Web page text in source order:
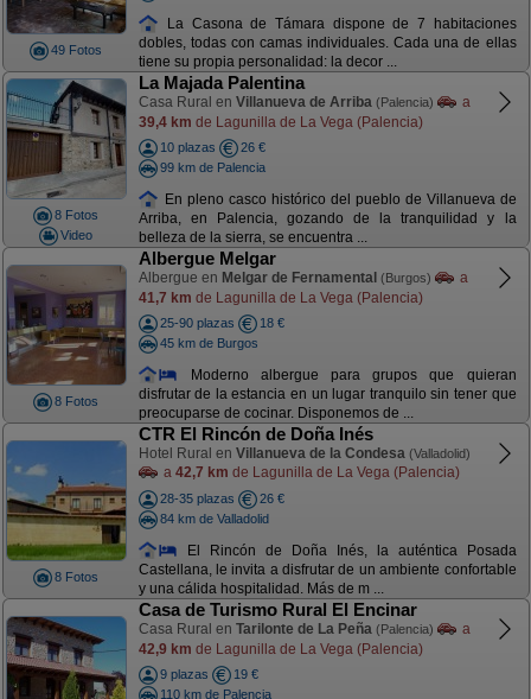
49 Fotos
La Casona de Támara dispone de 7 habitaciones
dobles, todas con camas individuales. Cada una de ellas
tiene su propia personalidad: la decor ...
8 Fotos
Video
La Majada Palentina
Casa Rural en Villanueva de Arriba (Palencia)
a
39,4 km de Lagunilla de La Vega (Palencia)
10 plazas
26 €
99 km de Palencia
En pleno casco histórico del pueblo de Villanueva de
Arriba, en Palencia, gozando de la tranquilidad y la
belleza de la sierra, se encuentra ...
8 Fotos
Albergue Melgar
Albergue en Melgar de Fernamental (Burgos)
a
41,7 km de Lagunilla de La Vega (Palencia)
25-90 plazas
18 €
45 km de Burgos
Moderno albergue para grupos que quieran
disfrutar de la estancia en un lugar tranquilo sin tener que
preocuparse de cocinar. Disponemos de ...
8 Fotos
CTR El Rincón de Doña Inés
Hotel Rural en Villanueva de la Condesa (Valladolid)
a 42,7 km de Lagunilla de La Vega (Palencia)
28-35 plazas
26 €
84 km de Valladolid
El Rincón de Doña Inés, la auténtica Posada
Castellana, le invita a disfrutar de un ambiente confortable
y una cálida hospitalidad. Más de m ...
Casa de Turismo Rural El Encinar
Casa Rural en Tarilonte de La Peña (Palencia)
a
42,9 km de Lagunilla de La Vega (Palencia)
9 plazas
19 €
110 km de Palencia